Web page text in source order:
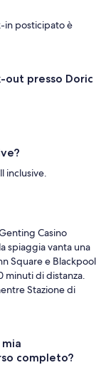
in posticipato è
out presso Doric
inclusive.
Casino
spiaggia vanta una
Square e Blackpool
minuti di distanza.
Stazione di
completo?